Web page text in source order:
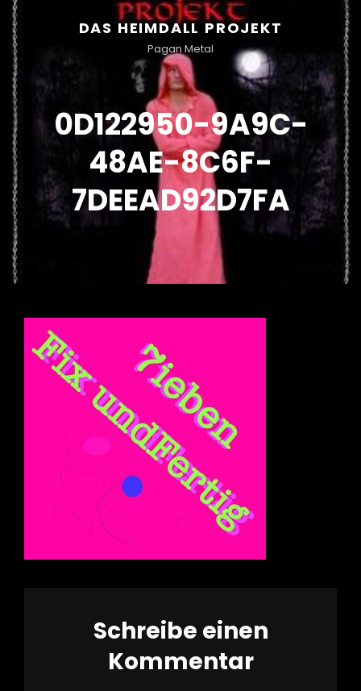
DAS HEIMDALL PROJEKT
Pagan Metal
0D122950-9A9C-
48AE-8C6F-
7DEEAD92D7FA
Schreibe einen
Kommentar